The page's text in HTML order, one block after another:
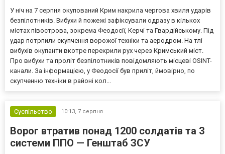
У ніч на 7 серпня окупований Крим накрила чергова хвиля ударів
безпілотників. Вибухи й пожежі зафіксували одразу в кількох
містах півострова, зокрема Феодосії, Керчі та Гвардійському. Під
удар потрпили скупчення ворожої техніки та аеродром. На тлі
вибухів окупанти вкотре перекрили рух через Кримський міст.
Про вибухи та проліт безпілотників повідомляють місцеві OSINT-
канали. За інформацією, у Феодосії був приліт, ймовірно, по
скупченню техніки в районі кол...
Суспільство 10:13, 7 серпня
Ворог втратив понад 1200 солдатів та 3
системи ППО — Генштаб ЗСУ